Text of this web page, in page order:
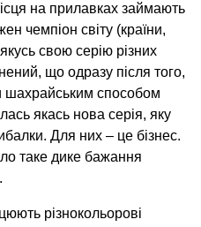
на прилавках займають
чемпіон світу (країни,
свою серію різних
що одразу після того,
шахрайським способом
якась нова серія, яку
Для них – це бізнес.
таке дике бажання
різнокольорові